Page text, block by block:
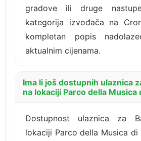
gradove ili druge
kategorija izvođača na
kompletan popis
aktualnim cijenama.
Ima li još dostupnih ulaznica
na lokaciji Parco della Musica
Dostupnost ulaznica za
lokaciji Parco della Musica